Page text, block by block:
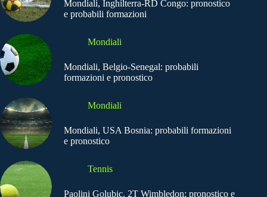
Mondiali, Inghilterra-RD Congo: pronostico
e probabili formazioni
Mondiali
Mondiali, Belgio-Senegal: probabili
formazioni e pronostico
Mondiali
Mondiali, USA Bosnia: probabili formazioni
e pronostico
Tennis
Paolini Golubic, 2T Wimbledon: pronostico e